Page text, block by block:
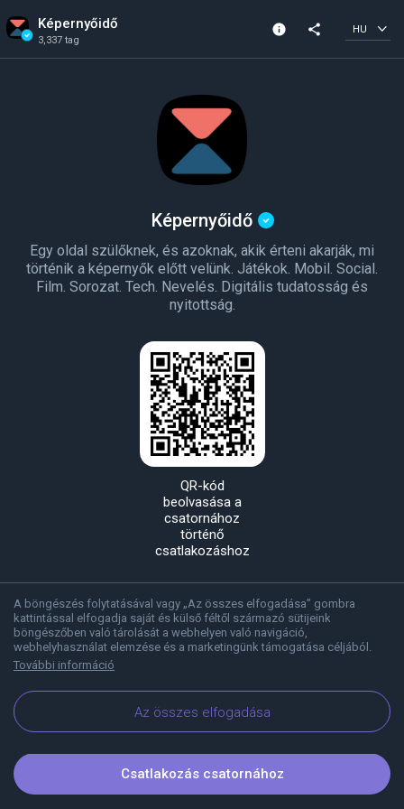
Képernyőidő
3,337 tag
info
3,337 tag
share HU
A böngészés folytatásával vagy „Az összes elfogadása” gombra
kattintással elfogadja saját és külső féltől származó sütijeink
böngészőben való tárolását a webhelyen való navigáció,
webhelyhasználat elemzése és a marketingünk támogatása céljából.
További információ
Az összes elfogadása
Képernyőidő
Egy oldal szülőknek, és azoknak, akik érteni akarják, mi
történik a képernyők előtt velünk. Játékok. Mobil. Social.
Film. Sorozat. Tech. Nevelés. Digitális tudatosság és
nyitottság.
QR-kód
beolvasása a
csatornához
történő
csatlakozáshoz
Névjegy: Viber Blog
Csatlakozás csatornához